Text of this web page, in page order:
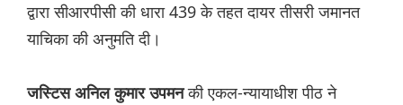
द्वारा सीआरपीसी की धारा 439 के तहत दायर तीसरी जमानत
याचिका की अनुमति दी।
जस्टिस अनिल कुमार उपमनकी एकल-न्यायाधीश पीठ ने